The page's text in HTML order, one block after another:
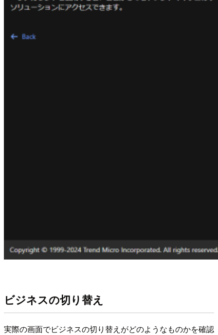
ビジネスの切り替え
実際の画面でビジネスの切り替えがどのようなものかを確認